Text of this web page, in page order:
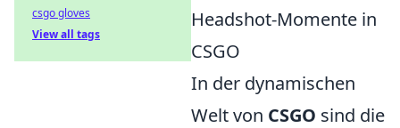
Headshot-Momente in
CSGO
In der dynamischen
Welt von CSGO sind die
csgo gloves
View all tags